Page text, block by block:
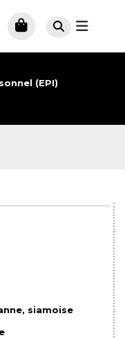
(EPI)
siamoise